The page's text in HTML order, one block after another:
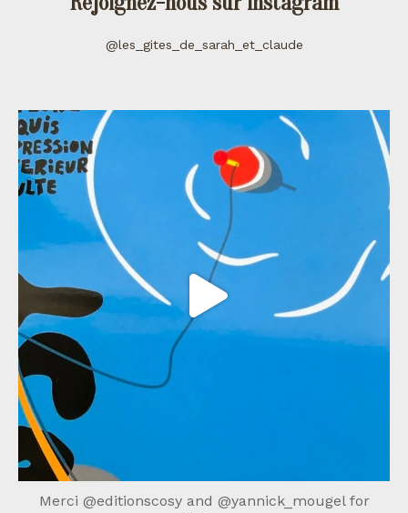
@les_gites_de_sarah_et_claude
les_gites_de_sarah_et_claude
Merci @editionscosy and @yannick_mougel for